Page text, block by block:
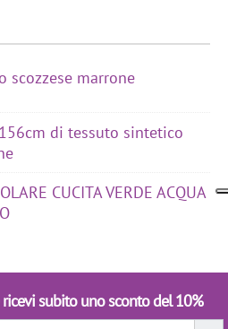
scozzese marrone
di tessuto sintetico
CUCITA VERDE ACQUA
subito uno sconto del 10%